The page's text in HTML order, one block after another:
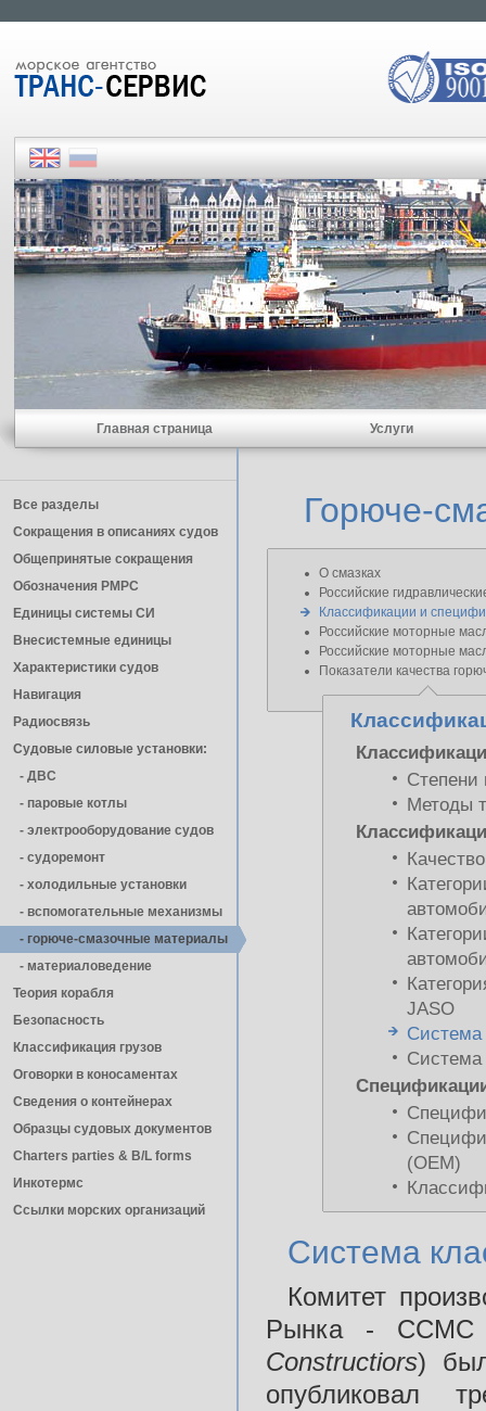
Главная страница Услуги
Все разделы
Сокращения в описаниях судов
Общепринятые сокращения
Обозначения РМРС
Единицы cистемы СИ
Внесистемные единицы
Характеристики судов
Навигация
Радиосвязь
Судовые силовые установки:
- ДВС
- паровые котлы
- электрооборудование судов
- cудоремонт
- холодильные установки
- вспомогательные механизмы
- горюче-смазочные материалы
- материаловедение
Теория корабля
Безопасность
Классификация грузов
Оговорки в коносаментах
Сведения о контейнерах
Образцы судовых документов
Charters parties & B/L forms
Инкотермс
Ссылки морских организаций
Горюче-
О смазках
Российские
Классификации и
Российские моторные
Российские моторные
Показатели качества
Степени
Методы
JASO
(ОЕМ)
Система
Комитет
Рынка -
Constructiors)
опубликовал